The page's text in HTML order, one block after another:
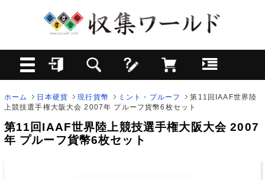
ホーム 日本硬貨 現行貨幣 ミント・プルーフ
第11回IAAF世界陸
上競技選手権大阪大会 2007年 プルーフ貨幣6枚セット
第11回IAAF世界陸上競技選手権大阪大会 2007
年 プルーフ貨幣6枚セット